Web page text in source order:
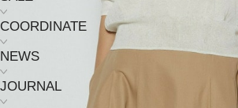
COORDINATE
NEWS
JOURNAL